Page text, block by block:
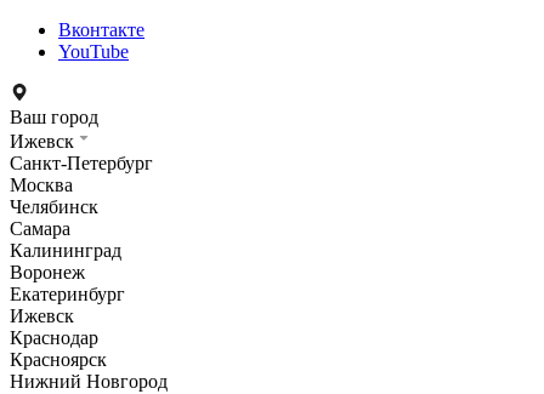
Вконтакте
YouTube
Ваш город
Ижевск
Санкт-Петербург
Москва
Челябинск
Самара
Калининград
Воронеж
Екатеринбург
Ижевск
Краснодар
Красноярск
Нижний Новгород